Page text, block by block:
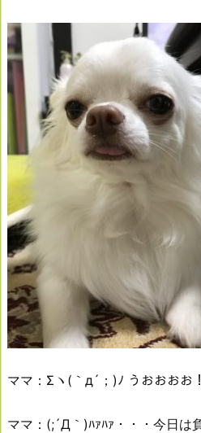
ママ：Σヽ(｀д´；)ﾉ うおおおお
ママ：(;´Д｀)ﾊｧﾊｧ・・・今日は